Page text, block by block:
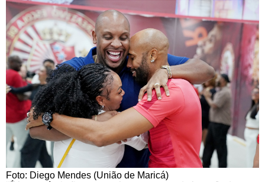
Foto: Diego Mendes (União de Maricá)